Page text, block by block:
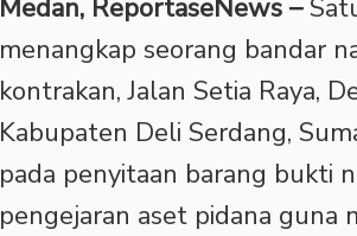
Medan, ReportaseNews –
menangkap seorang bandar
kontrakan, Jalan Setia Raya,
Kabupaten Deli Serdang,
pada penyitaan barang bukti
pengejaran aset pidana guna